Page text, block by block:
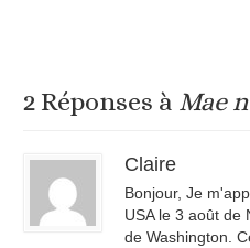
2 Réponses à Mae
Claire
Bonjour, Je
USA le 3 août de
de Washington.